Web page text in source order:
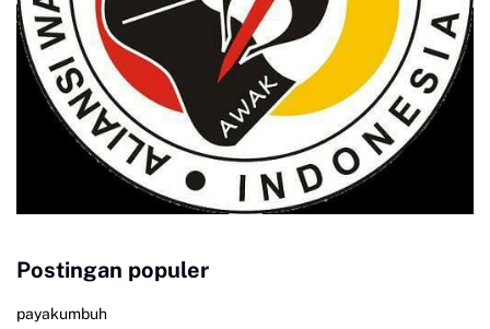
Postingan populer
payakumbuh